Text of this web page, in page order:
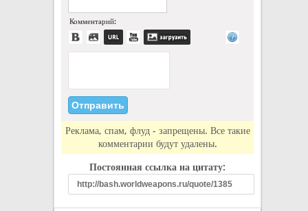
Комментарий:
Реклама, спам, флуд - запрещены. Все такие
комментарии будут удалены.
Постоянная ссылка на цитату: